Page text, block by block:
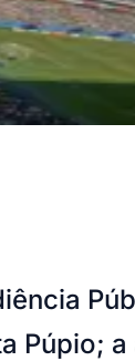
Púpio;